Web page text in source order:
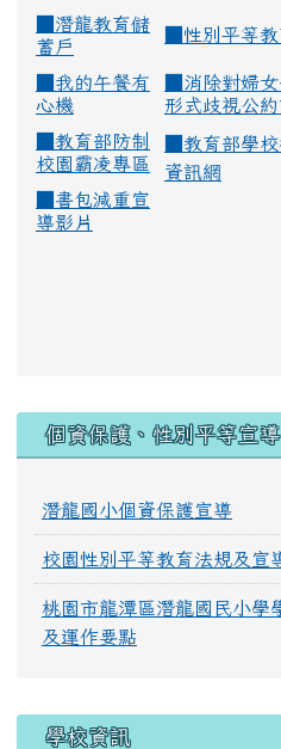
潛龍教育儲
蓄戶
性別平等教
我的午餐有
心機
消除對婦女
形式歧視公
教育部防制
校園霸凌專區
教育部學
資訊網
書包減重宣
導影片
個資保護、性別平等宣
潛龍國小個資保護宣導
校園性別平等教育法規及宣
桃園市龍潭區潛龍國民小學
及運作要點
學校資訊